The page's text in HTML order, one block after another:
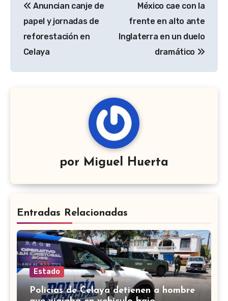
de
entradas
Anuncian canje de
papel y jornadas de
reforestación en
Celaya
México cae con la
frente en alto ante
Inglaterra en un duelo
dramático
por Miguel Huerta
Entradas Relacionadas
Estado
Policías de Celaya detienen a hombre